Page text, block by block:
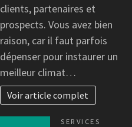
clients, partenaires et
prospects. Vous avez bien
raison, car il faut parfois
dépenser pour instaurer un
meilleur climat…
Voir article complet
SERVICES